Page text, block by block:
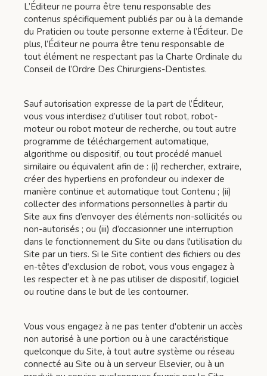
L’Éditeur ne pourra être tenu responsable des
contenus spécifiquement publiés par ou à la demande
du Praticien ou toute personne externe à l’Éditeur. De
plus, l’Éditeur ne pourra être tenu responsable de
tout élément ne respectant pas la Charte Ordinale du
Conseil de l’Ordre Des Chirurgiens-Dentistes.
Sauf autorisation expresse de la part de l’Éditeur,
vous vous interdisez d’utiliser tout robot, robot-
moteur ou robot moteur de recherche, ou tout autre
programme de téléchargement automatique,
algorithme ou dispositif, ou tout procédé manuel
similaire ou équivalent afin de : (i) rechercher, extraire,
créer des hyperliens en profondeur ou indexer de
manière continue et automatique tout Contenu ; (ii)
collecter des informations personnelles à partir du
Site aux fins d’envoyer des éléments non-sollicités ou
non-autorisés ; ou (iii) d’occasionner une interruption
dans le fonctionnement du Site ou dans l'utilisation du
Site par un tiers. Si le Site contient des fichiers ou des
en-têtes d'exclusion de robot, vous vous engagez à
les respecter et à ne pas utiliser de dispositif, logiciel
ou routine dans le but de les contourner.
Vous vous engagez à ne pas tenter d'obtenir un accès
non autorisé à une portion ou à une caractéristique
quelconque du Site, à tout autre système ou réseau
connecté au Site ou à un serveur Elsevier, ou à un